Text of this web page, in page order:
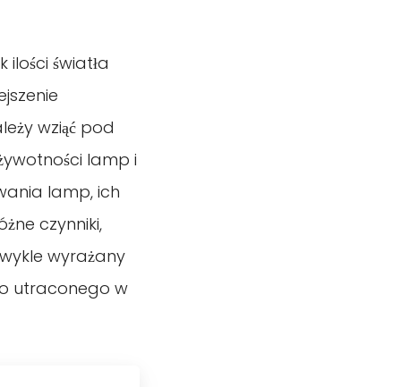
światła
wziąć pod
lamp i
lamp, ich
czynniki,
wyrażany
utraconego w